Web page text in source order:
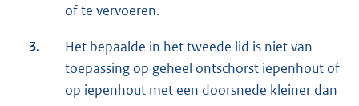
of te vervoeren.
3.
Het bepaalde in het tweede lid is niet van
toepassing op geheel ontschorst iepenhout of
op iepenhout met een doorsnede kleiner dan